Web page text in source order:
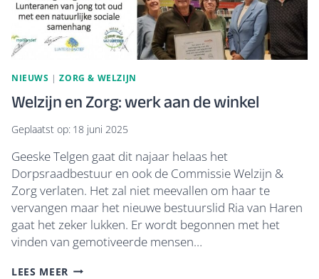
NIEUWS |ZORG & WELZIJN
Welzijn en Zorg: werk aan de winkel
Geplaatst op: 18 juni 2025
Geeske Telgen gaat dit najaar helaas het
Dorpsraadbestuur en ook de Commissie Welzijn &
Zorg verlaten. Het zal niet meevallen om haar te
vervangen maar het nieuwe bestuurslid Ria van Haren
gaat het zeker lukken. Er wordt begonnen met het
vinden van gemotiveerde mensen…
LEES MEER WELZIJN